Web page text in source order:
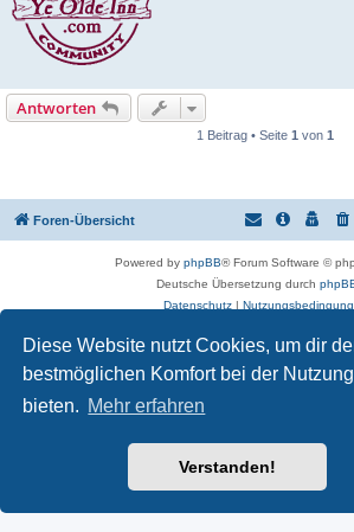
Diese Website nutzt Cookies, um dir
bestmöglichen Komfort bei der
bieten. Mehr erfahren
Verstanden!
Antworten
1 Beitrag • Seite 1 von 1
Foren-Übersicht
Powered by phpBB® Forum Software ©
Deutsche Übersetzung durch
Datenschutz|